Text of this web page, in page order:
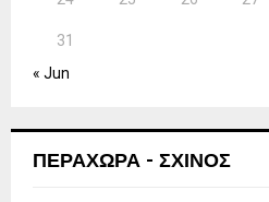
31
« Jun
ΠΕΡΑΧΩΡΑ - ΣΧΙΝΟΣ